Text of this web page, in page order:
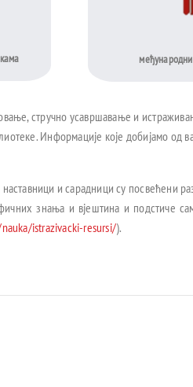
стручно усавршавање и
Информације које добијамо од
и сарадници су посвећени
знања и вјештина и подстиче
istrazivacki-resursi/).